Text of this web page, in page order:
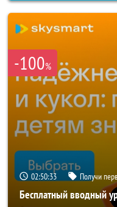
-100%
02:50:33 Получи
Бесплатный вводный